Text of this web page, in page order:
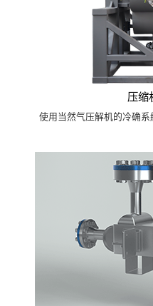
压缩
使用当然气压解机的冷确